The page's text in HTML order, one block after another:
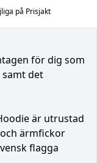
på Prisjakt
för dig som
samt det
är utrustad
ärmfickor
flagga